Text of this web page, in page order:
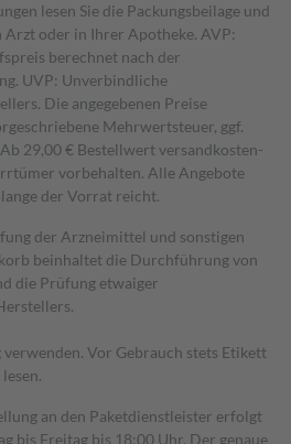
lesen Sie die Packungsbeilage und
oder in Ihrer Apotheke. AVP:
berechnet nach der
UVP: Unverbindliche
Die angegebenen Preise
Mehrwertsteuer, ggf.
Ab 29,00 € Bestell­wert versand­kosten­
vorbehalten. Alle Angebote
der Vorrat reicht.
der Arzneimittel und sonstigen
beinhaltet die Durchführung von
die Prüfung etwaiger
Vor Gebrauch stets Etikett
an den Paketdienstleister erfolgt
bis Freitag bis 18:00 Uhr. Der genaue